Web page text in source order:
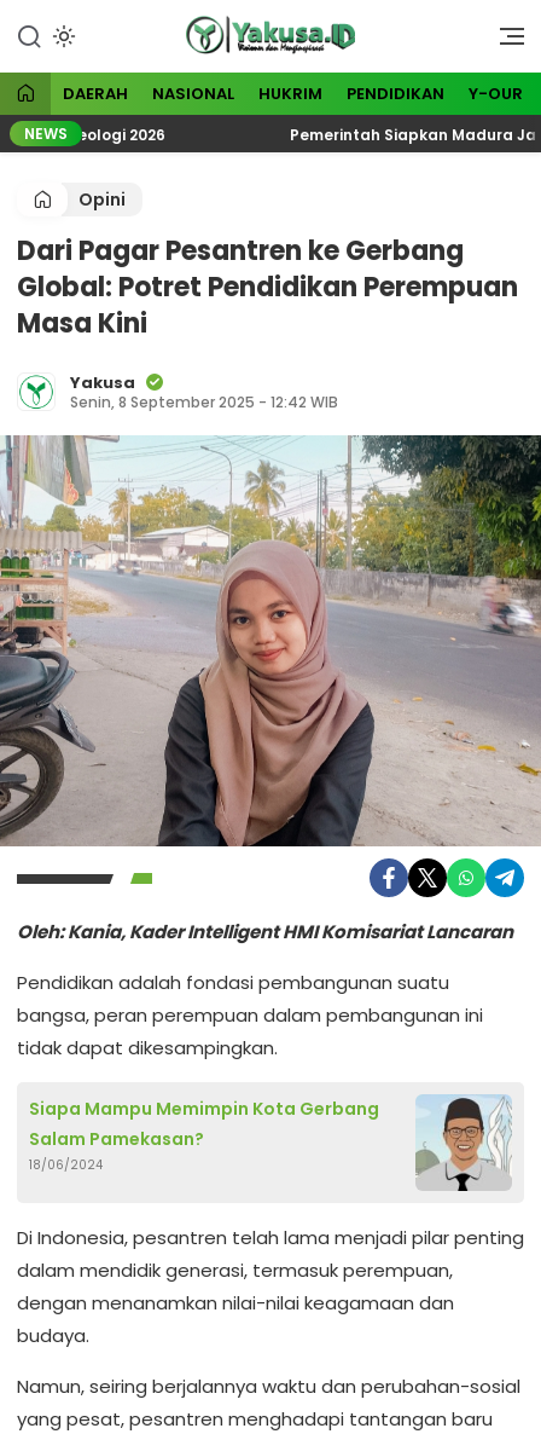
konten
Yakusa
Visioner dan Menginspirasi
DAERAH NASIONAL HUKRIM PENDIDIKAN Y-OUR
NEWS 2026 Pemerintah Siapkan Madura Jadi
Opini
Dari Pagar Pesantren ke Gerbang
Global: Potret Pendidikan Perempuan
Masa Kini
Yakusa
Senin, 8 September 2025 - 12:42 WIB
Oleh: Kania, Kader Intelligent HMI Komisariat Lancaran
Pendidikan adalah fondasi pembangunan suatu
bangsa, peran perempuan dalam pembangunan ini
tidak dapat dikesampingkan.
Siapa Mampu Memimpin Kota Gerbang
Salam Pamekasan?
18/06/2024
Di Indonesia, pesantren telah lama menjadi pilar penting
dalam mendidik generasi, termasuk perempuan,
dengan menanamkan nilai-nilai keagamaan dan
budaya.
Namun, seiring berjalannya waktu dan perubahan-sosial
yang pesat, pesantren menghadapi tantangan baru